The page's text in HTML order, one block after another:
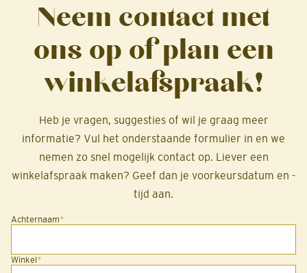
Neem contact met
ons op of plan een
winkelafspraak!
Heb je vragen, suggesties of wil je graag meer
informatie? Vul het onderstaande formulier in en we
nemen zo snel mogelijk contact op. Liever een
winkelafspraak maken? Geef dan je voorkeursdatum en -
tijd aan.
Achternaam*
Winkel*